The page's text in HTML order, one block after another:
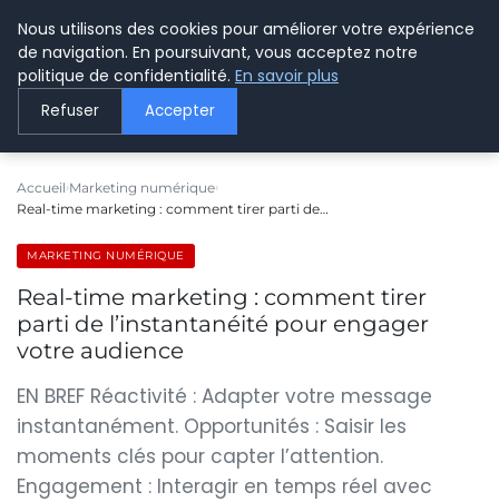
LE WEBMARKETING
Accueil Marketing numérique
Real-time marketing : comment tirer parti de…
MARKETING NUMÉRIQUE
Real-time marketing : comment tirer
parti de l’instantanéité pour engager
votre audience
EN BREF Réactivité : Adapter votre message
instantanément. Opportunités : Saisir les
moments clés pour capter l’attention.
Engagement : Interagir en temps réel avec
Nous utilisons des cookies pour améliorer votre expérience
de navigation. En poursuivant, vous acceptez notre
politique de confidentialité. En savoir plus
Refuser Accepter